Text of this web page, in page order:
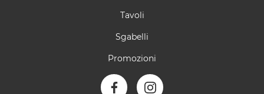
Tavoli
Sgabelli
Promozioni